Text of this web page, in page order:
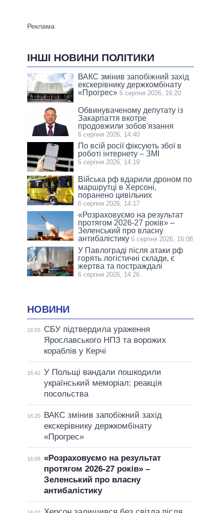
ІНШІ НОВИНИ ПОЛІТИКИ
ВАКС змінив запобіжний захід
екскерівнику держкомбінату
«Прогрес» 6 серпня 2026, 16:20
Обвинуваченому депутату із
Закарпаття вкотре
продовжили зобов'язання
6 серпня 2026, 14:40
По всій росії фіксують збої в
роботі інтернету – ЗМІ
6 серпня 2026, 14:19
Війська рф вдарили дроном по
маршрутці в Херсоні,
поранено цивільних
6 серпня 2026, 14:17
«Розраховуємо на результат
протягом 2026-27 років» –
Зеленський про власну
антибалістику 6 серпня 2026, 16:08
У Павлограді після атаки рф
горять логістичні склади, є
жертва та постраждалі
6 серпня 2026, 14:26
НОВИНИ
16:55
СБУ підтвердила ураження
Ярославського НПЗ та ворожих
кораблів у Керчі
16:42 У Польщі вандали пошкодили
український меморіал: реакція
посольства
16:20
ВАКС змінив запобіжний захід
екскерівнику держкомбінату
«Прогрес»
16:08 «Розраховуємо на результат
протягом 2026-27 років» –
Зеленський про власну
антибалістику